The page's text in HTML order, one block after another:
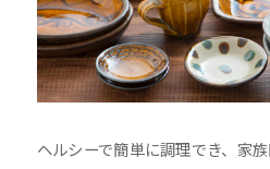
ヘルシーで簡単に調理でき、家